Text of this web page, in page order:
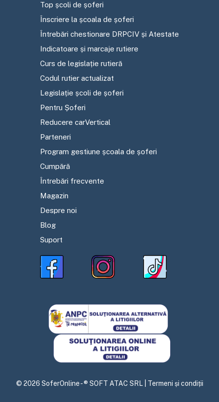
Top școli de șoferi
Înscriere la școala de șoferi
Întrebări chestionare DRPCIV și Atestate
Indicatoare și marcaje rutiere
Curs de legislație rutieră
Codul rutier actualizat
Legislație școli de șoferi
Pentru Șoferi
Reducere carVertical
Parteneri
Program gestiune școala de șoferi
Cumpără
Întrebări frecvente
Magazin
Despre noi
Blog
Suport
© 2026 SoferOnline - ® SOFT ATAC SRL | Termeni și condiții